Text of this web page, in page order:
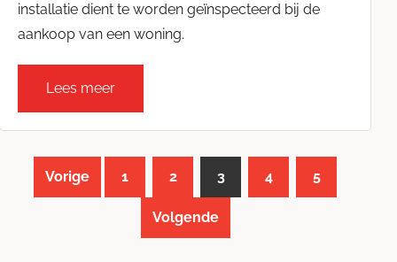
installatie dient te worden geïnspecteerd bij de
aankoop van een woning.
Lees meer
Vorige 1 2 3 4 5
Volgende